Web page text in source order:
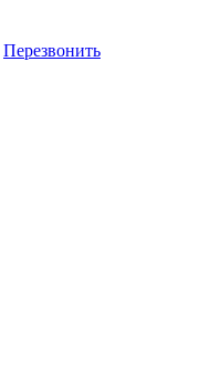
Перезвонить